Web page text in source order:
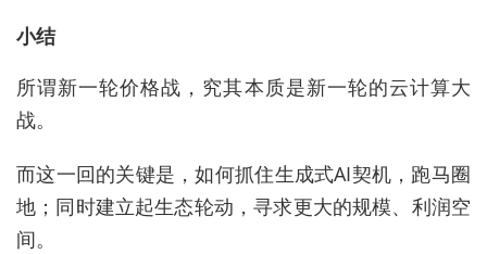
小结
所谓新一轮价格战，究其本质是新一轮的云计算大
战。
而这一回的关键是，如何抓住生成式AI契机，跑马圈
地；同时建立起生态轮动，寻求更大的规模、利润空
间。